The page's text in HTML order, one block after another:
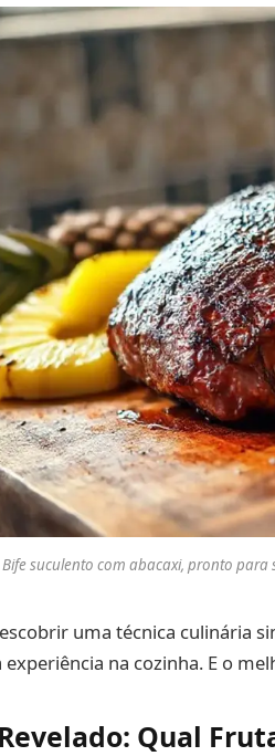
Bife suculento com abacaxi, pronto para
uma técnica culinária
na cozinha. E o
Qual